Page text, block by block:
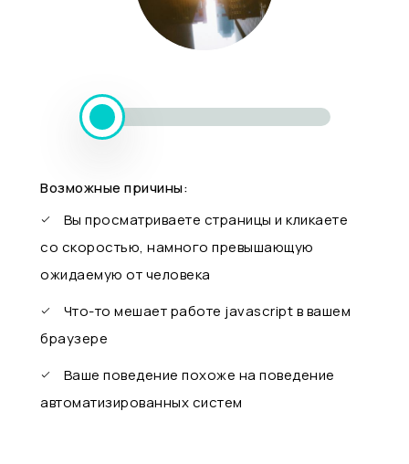
Возможные причины:
Вы просматриваете страницы и кликаете
со скоростью, намного превышающую
ожидаемую от человека
Что-то мешает работе javascript в вашем
браузере
Ваше поведение похоже на поведение
автоматизированных систем